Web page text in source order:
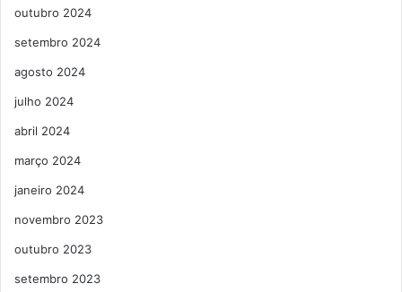
outubro 2024
setembro 2024
agosto 2024
julho 2024
abril 2024
março 2024
janeiro 2024
novembro 2023
outubro 2023
setembro 2023